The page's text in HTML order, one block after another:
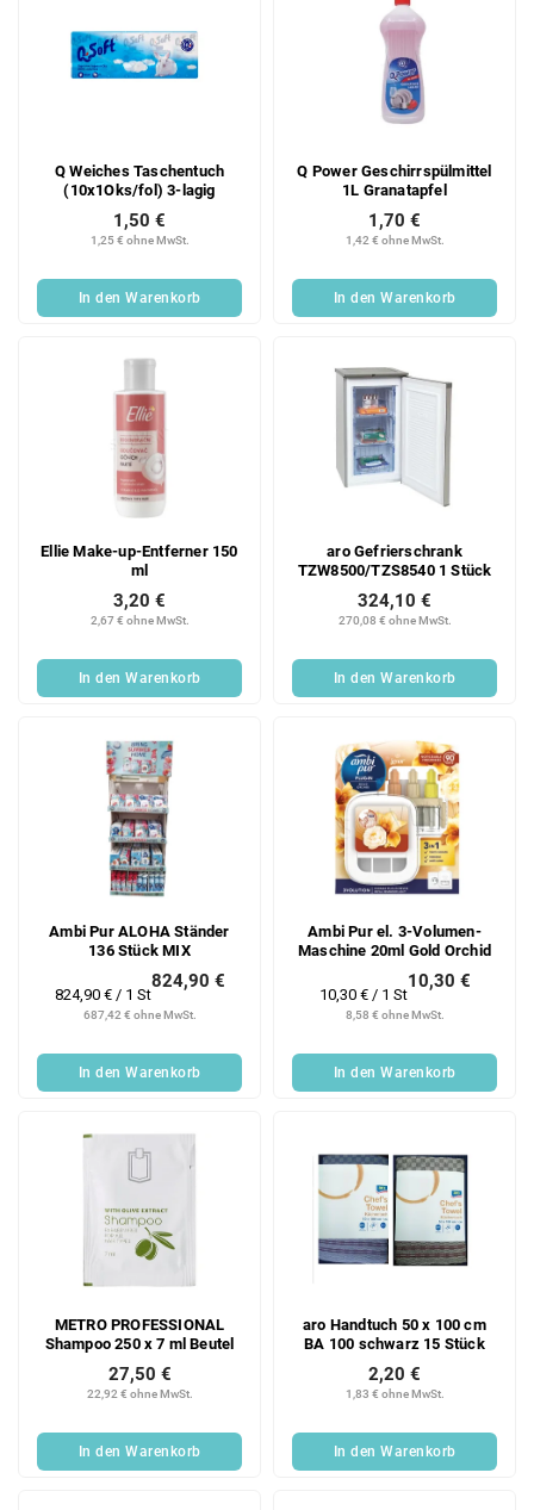
Q Weiches Taschentuch
(10x1Oks/fol) 3-lagig
1,25 € ohne MwSt.
1,50 €
In den Warenkorb
Q Power Geschirrspülmittel
1L Granatapfel
1,42 € ohne MwSt.
1,70 €
In den Warenkorb
Ellie Make-up-Entferner 150
ml
2,67 € ohne MwSt.
3,20 €
In den Warenkorb
aro Gefrierschrank
TZW8500/TZS8540 1 Stück
270,08 € ohne MwSt.
324,10 €
In den Warenkorb
Ambi Pur ALOHA Ständer
136 Stück MIX
687,42 € ohne MwSt.
824,90 €
Verkaufspreis:
824,90 € / 1 St
In den Warenkorb
Ambi Pur el. 3-Volumen-
Maschine 20ml Gold Orchid
8,58 € ohne MwSt.
10,30 €
Verkaufspreis:
10,30 € / 1 St
In den Warenkorb
METRO PROFESSIONAL
Shampoo 250 x 7 ml Beutel
22,92 € ohne MwSt.
27,50 €
In den Warenkorb
aro Handtuch 50 x 100 cm
BA 100 schwarz 15 Stück
1,83 € ohne MwSt.
2,20 €
In den Warenkorb